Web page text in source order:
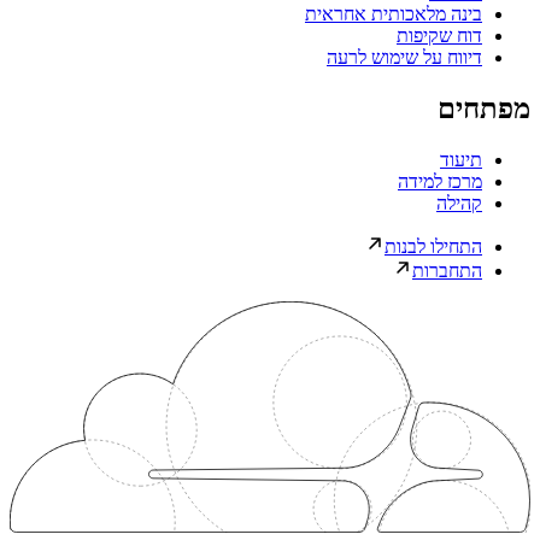
בינה מלאכותית אחראית
דוח שקיפות
דיווח על שימוש לרעה
מפתחים
תיעוד
מרכז למידה
קהילה
התחילו לבנות
התחברות